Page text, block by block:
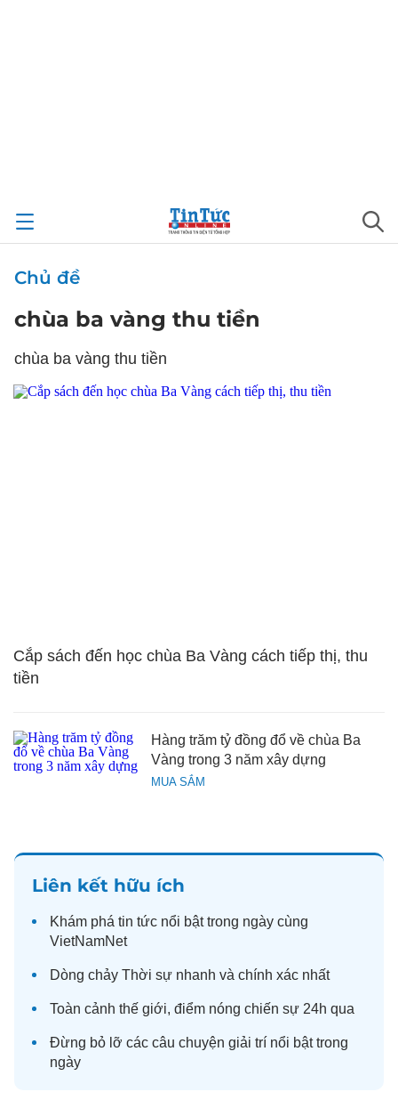
Chủ đề
chùa ba vàng thu tiền
chùa ba vàng thu tiền
Cắp sách đến học chùa Ba Vàng cách tiếp thị, thu
tiền
MUA SẮM
Hàng trăm tỷ đồng đổ về chùa Ba
Vàng trong 3 năm xây dựng
Liên kết hữu ích
Khám phá tin tức nổi bật trong ngày cùng
VietNamNet
Dòng chảy Thời sự nhanh và chính xác nhất
Toàn cảnh thế giới, điểm nóng chiến sự 24h qua
Đừng bỏ lỡ các câu chuyện giải trí nổi bật trong
ngày